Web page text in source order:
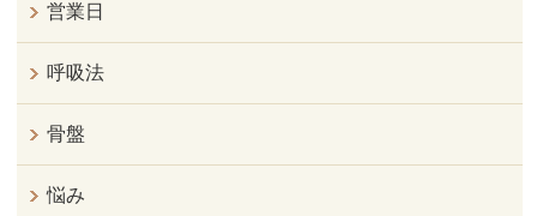
営業日
呼吸法
骨盤
悩み